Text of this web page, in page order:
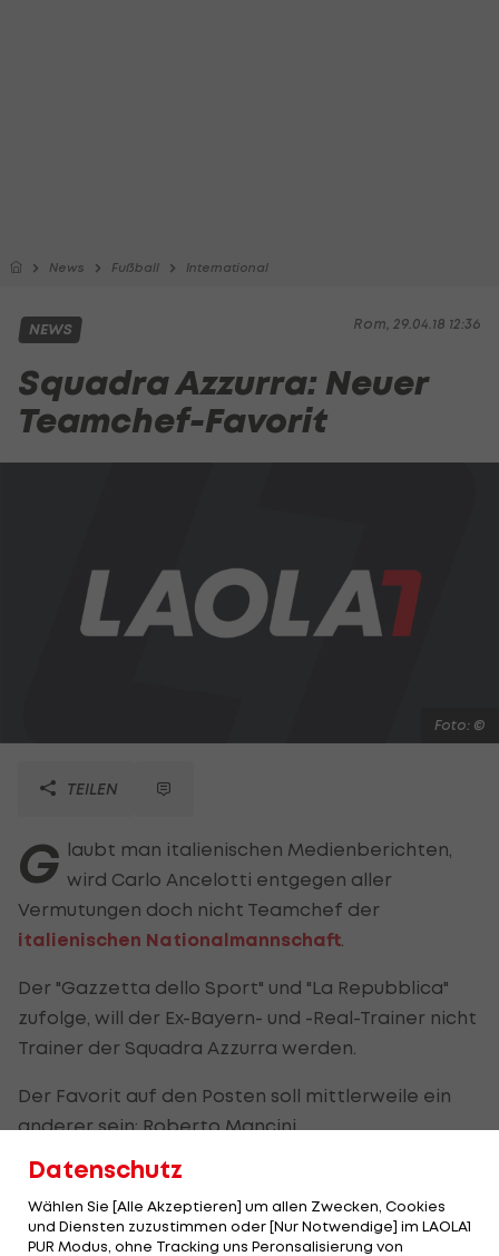
News Fußball International
Rom, 29.04.18 12:36
NEWS
Squadra Azzurra: Neuer
Teamchef-Favorit
Foto: ©
TEILEN
G laubt man italienischen Medienberichten,
wird Carlo Ancelotti entgegen aller
Vermutungen doch nicht Teamchef der
italienischen Nationalmannschaft
Der "Gazzetta dello Sport" und "La Repubblica"
zufolge, will der Ex-Bayern- und -Real-Trainer nicht
Trainer der Squadra Azzurra werden.
Der Favorit auf den Posten soll mittlerweile ein
anderer sein: Roberto Mancini.
Vergangene Woche hieß es noch, Erfolgstrainer
Ancelotti führe die Kandidatenliste für den seit
dem WM-Aus vakanten Posten an.
Datenschutz
Wählen Sie [Alle Akzeptieren] um allen Zwecken, Cookies
und Diensten zuzustimmen oder [Nur Notwendige] im LAOLA1
PUR Modus, ohne Tracking uns Peronsalisierung von